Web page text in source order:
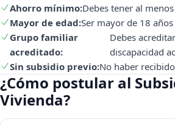
Ahorro mínimo:Debes tener al
Mayor de edad:Ser mayor de 18
Grupo familiar
acreditado:
Debes
discapacidad
Sin subsidio previo:No haber
¿Cómo postular al
Vivienda?